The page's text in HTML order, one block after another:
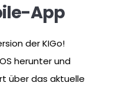
App
der KIGo!
herunter und
über das aktuelle